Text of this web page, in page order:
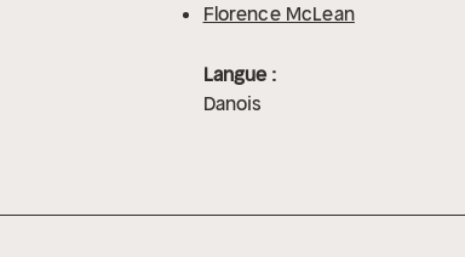
Florence McLean
Langue :
Danois